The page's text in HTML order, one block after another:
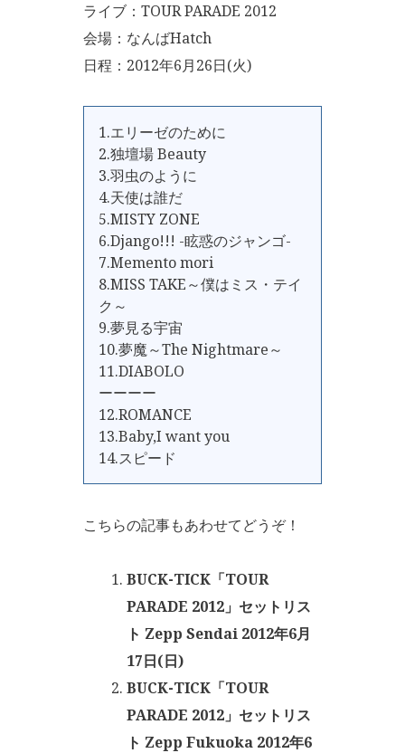
ライブ：TOUR PARADE 2012
会場：なんばHatch
日程：2012年6月26日(火)
1.エリーゼのために
2.独壇場 Beauty
3.羽虫のように
4.天使は誰だ
5.MISTY ZONE
6.Django!!! -眩惑のジャンゴ-
7.Memento mori
8.MISS TAKE～僕はミス・テイ
ク～
9.夢見る宇宙
10.夢魔～The Nightmare～
11.DIABOLO
ーーーー
12.ROMANCE
13.Baby,I want you
14.スピード
こちらの記事もあわせてどうぞ！
BUCK-TICK「TOUR
PARADE 2012」セットリス
ト Zepp Sendai 2012年6月
17日(日)
BUCK-TICK「TOUR
PARADE 2012」セットリス
ト Zepp Fukuoka 2012年6